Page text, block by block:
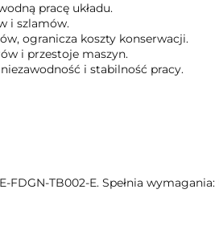
pracę układu.
i szlamów.
ogranicza koszty konserwacji.
i przestoje maszyn.
i stabilność pracy.
TB002-E. Spełnia